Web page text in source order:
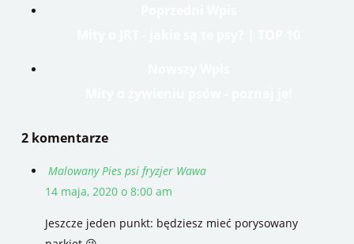
2 komentarze
Malowany Pies psi fryzjer Wawa
14 maja, 2020 o 8:00 am
Jeszcze jeden punkt: będziesz mieć porysowany